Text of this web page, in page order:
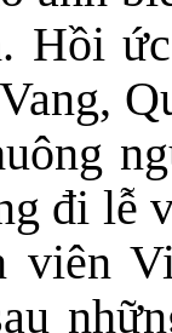
Hồi
đi lễ
viên